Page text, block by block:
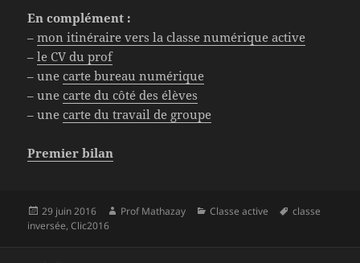
En complément :
–mon itinéraire vers la classe numérique active
–le CV du prof
– une carte bureau numérique
– une carte du côté des élèves
– une carte du travail de groupe
Premier bilan
Publié
le
29 juin 2016 Auteur
Prof Mathazay Catégories
Classe active
Mots-
classe
inversée,Clic2016